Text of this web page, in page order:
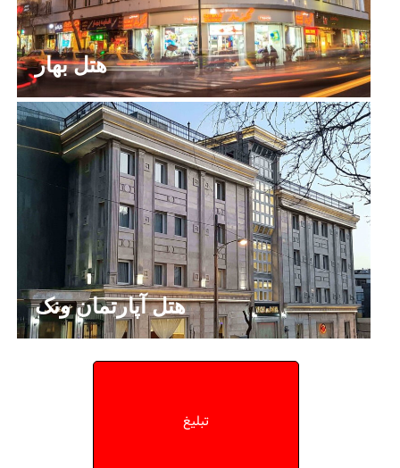
هتل بهار
هتل آپارتمان ونک
تبلیغ